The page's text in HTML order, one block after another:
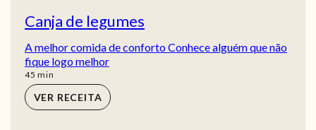
Canja de legumes
A melhor comida de conforto Conhece alguém que não
fique logo melhor
45 min
min
VER RECEITA